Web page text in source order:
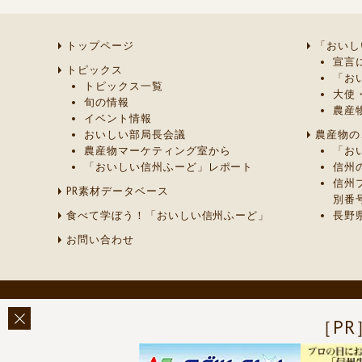
［
トップページ
トピックス
トピックス一覧
旬の情報
イベント情報
おいしい部局長会議
農産物マーケティング室から
「おいしい信州ふーど」レポート
PR素材データベース
食べて学ぼう！「おいしい信州ふーど」
お問い合わせ
「おい
宣言
「
大使
農産
農産物
「
信州
信州
別番
長野
このページに関す